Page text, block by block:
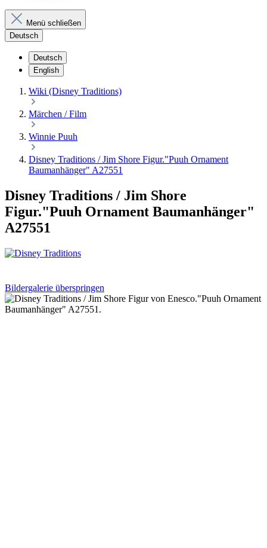
Menü schließen
Deutsch
Deutsch
English
Wiki (Disney Traditions)
Märchen / Film
Winnie Puuh
Disney Traditions / Jim Shore Figur."Puuh Ornament
Baumanhänger" A27551
Disney Traditions / Jim Shore
Figur."Puuh Ornament Baumanhänger"
A27551
Bildergalerie überspringen